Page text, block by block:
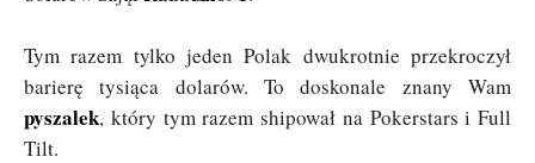
Tym razem tylko jeden Polak dwukrotnie przekroczył
barierę tysiąca dolarów. To doskonale znany Wam
pyszalek, który tym razem shipował na Pokerstars i Full
Tilt.